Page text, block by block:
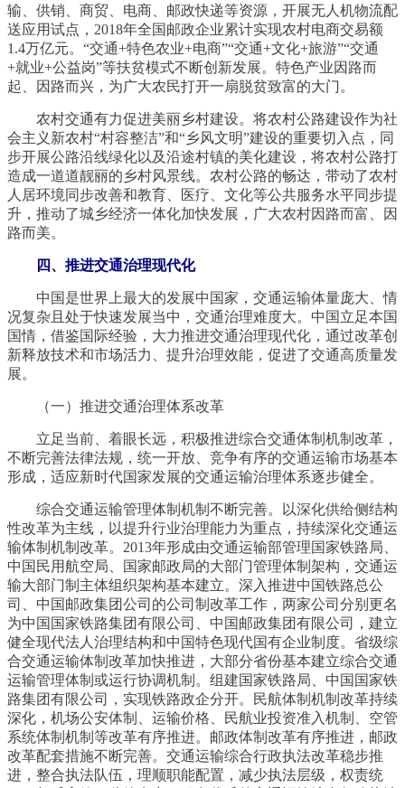
输、供销、商贸、电商、邮政快递等资源，开展无人机物流配
送应用试点，2018年全国邮政企业累计实现农村电商交易额
1.4万亿元。“交通+特色农业+电商”“交通+文化+旅游”“交通
+就业+公益岗”等扶贫模式不断创新发展。特色产业因路而
起、因路而兴，为广大农民打开一扇脱贫致富的大门。
农村交通有力促进美丽乡村建设。将农村公路建设作为社
会主义新农村“村容整洁”和“乡风文明”建设的重要切入点，同
步开展公路沿线绿化以及沿途村镇的美化建设，将农村公路打
造成一道道靓丽的乡村风景线。农村公路的畅达，带动了农村
人居环境同步改善和教育、医疗、文化等公共服务水平同步提
升，推动了城乡经济一体化加快发展，广大农村因路而富、因
路而美。
四、推进交通治理现代化
中国是世界上最大的发展中国家，交通运输体量庞大、情
况复杂且处于快速发展当中，交通治理难度大。中国立足本国
国情，借鉴国际经验，大力推进交通治理现代化，通过改革创
新释放技术和市场活力、提升治理效能，促进了交通高质量发
展。
（一）推进交通治理体系改革
立足当前、着眼长远，积极推进综合交通体制机制改革，
不断完善法律法规，统一开放、竞争有序的交通运输市场基本
形成，适应新时代国家发展的交通运输治理体系逐步健全。
综合交通运输管理体制机制不断完善。以深化供给侧结构
性改革为主线，以提升行业治理能力为重点，持续深化交通运
输体制机制改革。2013年形成由交通运输部管理国家铁路局、
中国民用航空局、国家邮政局的大部门管理体制架构，交通运
输大部门制主体组织架构基本建立。深入推进中国铁路总公
司、中国邮政集团公司的公司制改革工作，两家公司分别更名
为中国国家铁路集团有限公司、中国邮政集团有限公司，建立
健全现代法人治理结构和中国特色现代国有企业制度。省级综
合交通运输体制改革加快推进，大部分省份基本建立综合交通
运输管理体制或运行协调机制。组建国家铁路局、中国国家铁
路集团有限公司，实现铁路政企分开。民航体制机制改革持续
深化，机场公安体制、运输价格、民航业投资准入机制、空管
系统体制机制等改革有序推进。邮政体制改革有序推进，邮政
改革配套措施不断完善。交通运输综合行政执法改革稳步推
进，整合执法队伍，理顺职能配置，减少执法层级，权责统